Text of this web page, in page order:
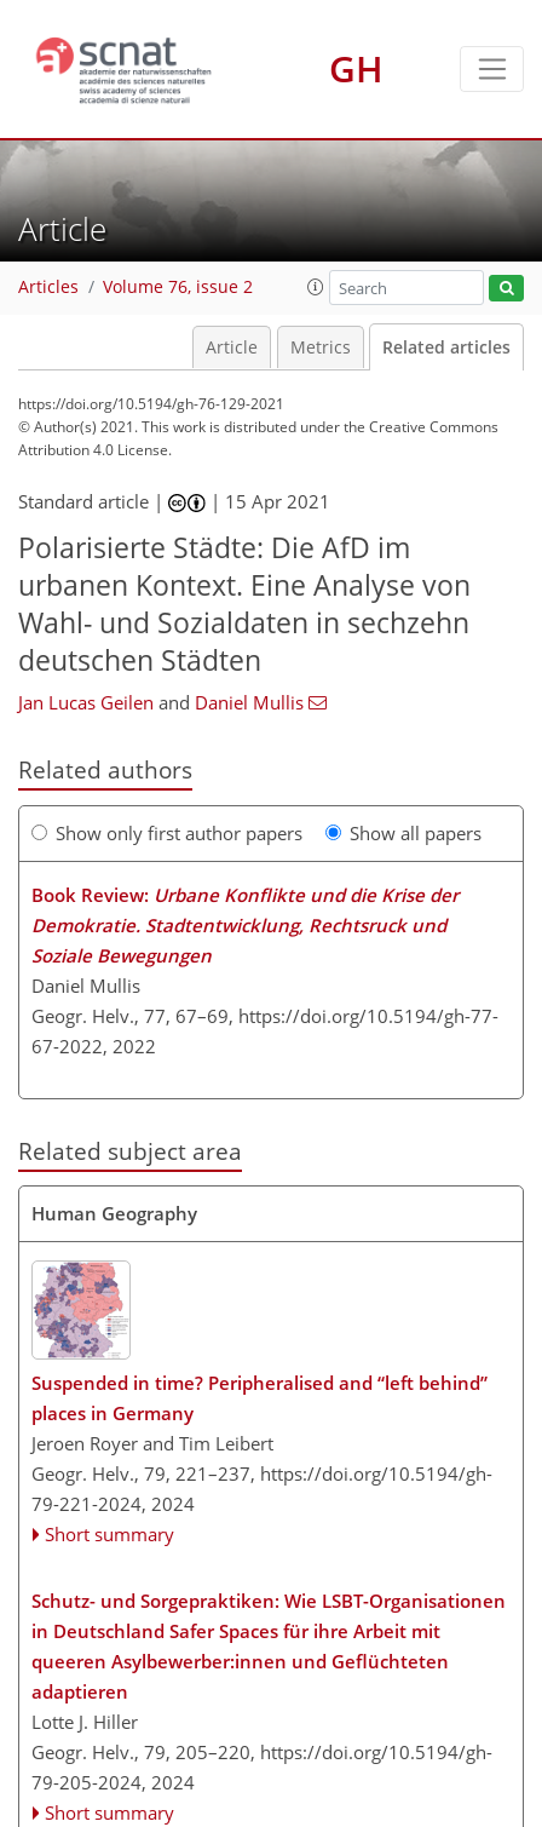
GH
Article
Articles Volume 76, issue 2
Article Metrics Related articles
https://doi.org/10.5194/gh-76-129-2021
© Author(s) 2021. This work is distributed underthe Creative Commons
Attribution 4.0 License.
Standard article | | 15 Apr 2021
Polarisierte Städte: Die AfD im
urbanen Kontext. Eine Analyse von
Wahl- und Sozialdaten in sechzehn
deutschen Städten
Jan Lucas Geilen and Daniel Mullis
Related authors
Show only first author papers Show all papers
Book Review: Urbane Konflikte und die Krise der
Demokratie. Stadtentwicklung, Rechtsruck und
Soziale Bewegungen
Daniel Mullis
Geogr. Helv., 77, 67–69, https://doi.org/10.5194/gh-77-
67-2022, 2022
Related subject area
Human Geography
Suspended in time? Peripheralised and “left behind”
places in Germany
Jeroen Royer and Tim Leibert
Geogr. Helv., 79, 221–237, https://doi.org/10.5194/gh-
79-221-2024, 2024
Short summary
Schutz- und Sorgepraktiken: Wie LSBT-Organisationen
in Deutschland Safer Spaces für ihre Arbeit mit
queeren Asylbewerber:innen und Geflüchteten
adaptieren
Lotte J. Hiller
Geogr. Helv., 79, 205–220, https://doi.org/10.5194/gh-
79-205-2024, 2024
Short summary